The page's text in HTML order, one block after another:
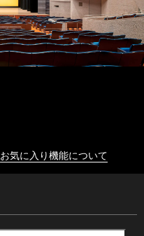
お気に入り機能について